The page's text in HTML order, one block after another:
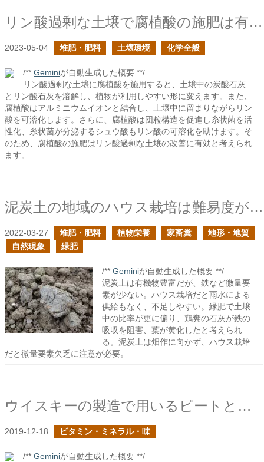
リン酸過剰な土壌で腐植酸の施肥は有効か？
2023-05-04 堆肥・肥料 土壌環境 化学全般
/** Geminiが自動生成した概要 **/
リン酸過剰な土壌に腐植酸を施用すると、土壌中の炭酸石灰
とリン酸石灰を溶解し、植物が利用しやすい形に変えます。また、
腐植酸はアルミニウムイオンと結合し、土壌中に留まりながらリン
酸を可溶化します。さらに、腐植酸は団粒構造を促進し糸状菌を活
性化、糸状菌が分泌するシュウ酸もリン酸の可溶化を助けます。そ
のため、腐植酸の施肥はリン酸過剰な土壌の改善に有効と考えられ
ます。
泥炭土の地域のハウス栽培は難易度が高い
2022-03-27 堆肥・肥料 植物栄養 家畜糞
地形・地質
自然現象
緑肥
/** Geminiが自動生成した概要 **/
泥炭土は有機物豊富だが、鉄など微量要
素が少ない。ハウス栽培だと雨水による
供給もなく、不足しやすい。緑肥で土壌
中の比率が更に偏り、鶏糞の石灰が鉄の
吸収を阻害、葉が黄化したと考えられ
る。泥炭土は畑作に向かず、ハウス栽培
だと微量要素欠乏に注意が必要。
ウイスキーの製造で用いるピートとは？
2019-12-18 ビタミン・ミネラル・味
/** Geminiが自動生成した概要 **/